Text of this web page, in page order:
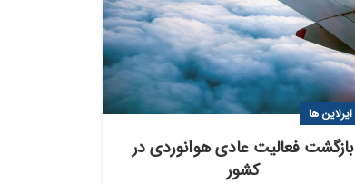
ایرلاین ها
بازگشت فعالیت عادی هوانوردی در
کشور